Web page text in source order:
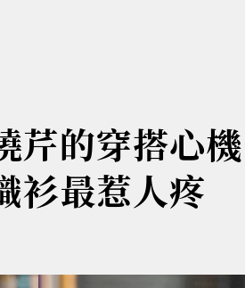
芹的穿搭心
衫最惹人疼